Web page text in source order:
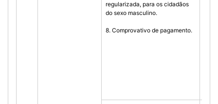
regularizada, para os cidadãos
do sexo masculino.
8. Comprovativo de pagamento.